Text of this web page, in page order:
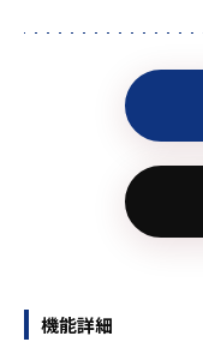
機能詳細